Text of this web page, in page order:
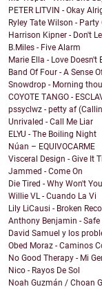
PETER LITVIN - Okay
Ryley Tate Wilson - Party
Harrison Kipner - Don't
B.Miles - Five Alarm
Marie Ella - Love Doesn't
Band Of Four - A Sense
Snowdrop - Morning
COYOTE TANGO -
pssyclwz - petty af
Unrivaled - Call Me Liar
ELYU - The Boiling Night
Núan – EQUIVOCARME
Visceral Design - Give It
Jammed - Come On
Die Tired - Why Won't
Willie VL - Cuando La Vi
Lily LiCausi - Broken
Anthony Benjamin -
David Samuel y los
Obed Moraz - Caminos
No Good Therapy - Mi
Nico - Rayos De Sol
Noah Guzmán / Choan